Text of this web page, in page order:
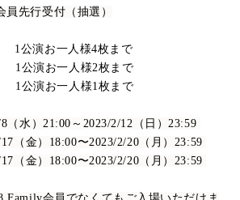
員先行受付（抽選）
1公演お一人様4枚まで
1公演お一人様2枚まで
1公演お一人様1枚まで
（水）21:00 ～ 2023/2/12 （日）23:59
（金） 18:00〜2023/2/20 （月） 23:59
（金） 18:00〜2023/2/20 （月） 23:59